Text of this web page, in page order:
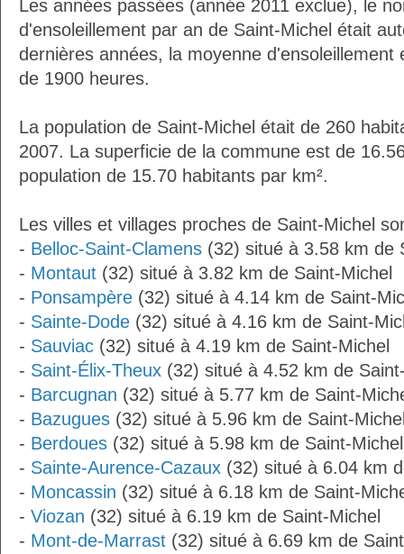
Les années passées (année 2011 exclue), le
d'ensoleillement par an de Saint-Michel était
dernières années, la moyenne d'ensoleillement
de 1900 heures.
La population de Saint-Michel était de 260
2007. La superficie de la commune est de
population de 15.70 habitants par km².
Les villes et villages proches de Saint-Michel
- Belloc-Saint-Clamens (32) situé à 3.58 km de
- Montaut (32) situé à 3.82 km de Saint-Michel
- Ponsampère (32) situé à 4.14 km de Saint-
- Sainte-Dode (32) situé à 4.16 km de Saint-
- Sauviac (32) situé à 4.19 km de Saint-Michel
- Saint-Élix-Theux (32) situé à 4.52 km de
- Barcugnan (32) situé à 5.77 km de Saint-
- Bazugues (32) situé à 5.96 km de Saint-
- Berdoues (32) situé à 5.98 km de Saint-Michel
- Sainte-Aurence-Cazaux (32) situé à 6.04 km
- Moncassin (32) situé à 6.18 km de Saint-
- Viozan (32) situé à 6.19 km de Saint-Michel
- Mont-de-Marrast (32) situé à 6.69 km de